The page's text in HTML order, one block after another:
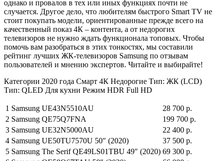
однако и провалов в тех или иных функциях почти не
случается. Другое дело, что любителям быстрого Smart TV не
стоит покупать модели, ориентированные прежде всего на
качественный показ 4К – контента, а от недорогих
телевизоров не нужно ждать функционала топовых. Чтобы
помочь вам разобраться в этих тонкостях, мы составили
рейтинг лучших ЖК-телевизоров Samsung по отзывам
пользователей и мнению экспертов. Читайте и выбирайте!
Категории 2020 года Смарт 4К Недорогие Тип: ЖК (LCD)
Тип: QLED Для кухни Режим HDR Full HD
1 Samsung UE43N5510AU
28 700 р.
2 Samsung QE75Q7FNA
199 700 р.
3 Samsung UE32N5000AU
22 400 р.
4 Samsung UE50TU7570U 50″ (2020)
37 500 р.
5 Samsung The Serif QE49LS01TBU 49″ (2020) 69 300 р.